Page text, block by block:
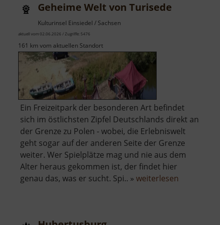
Geheime Welt von Turisede
Kulturinsel Einsiedel / Sachsen
aktuell vom 02.06.2026 / Zugriffe: 5476
161 km vom aktuellen Standort
Ein Freizeitpark der besonderen Art befindet
sich im östlichsten Zipfel Deutschlands direkt an
der Grenze zu Polen - wobei, die Erlebniswelt
geht sogar auf der anderen Seite der Grenze
weiter. Wer Spielplätze mag und nie aus dem
Alter heraus gekommen ist, der findet hier
genau das, was er sucht. Spi.. » weiterlesen